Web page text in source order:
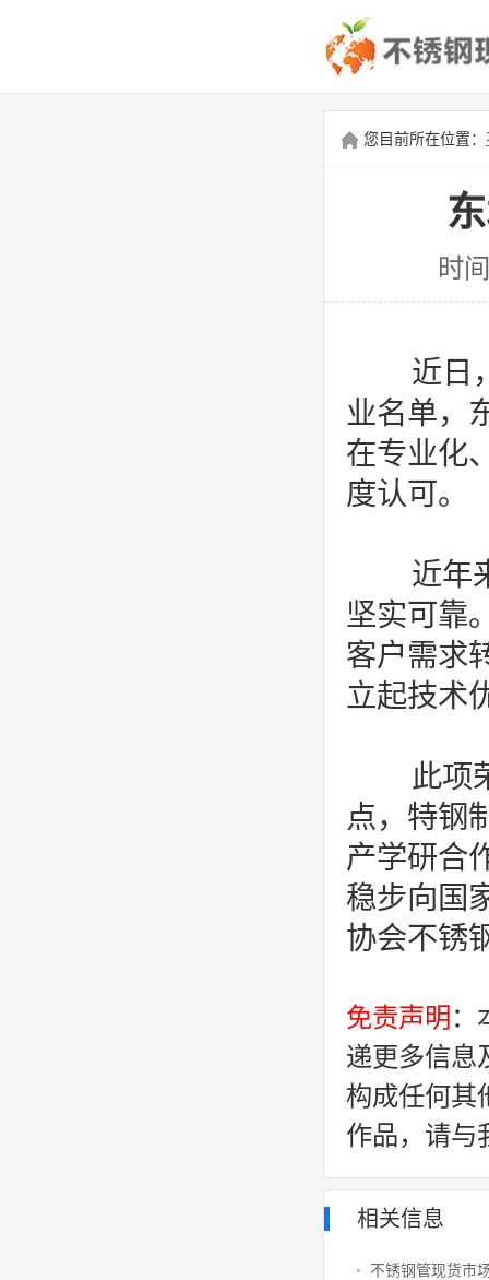
您目前所在位置：
时
近日
业名单，
在专业化
度认可。
近年
坚实可靠
客户需求
立起技术
此项
点，特钢
产学研合
稳步向国
协会不锈
免责声明 ：
递更多信息
构成任何其
作品，请与
相关信息